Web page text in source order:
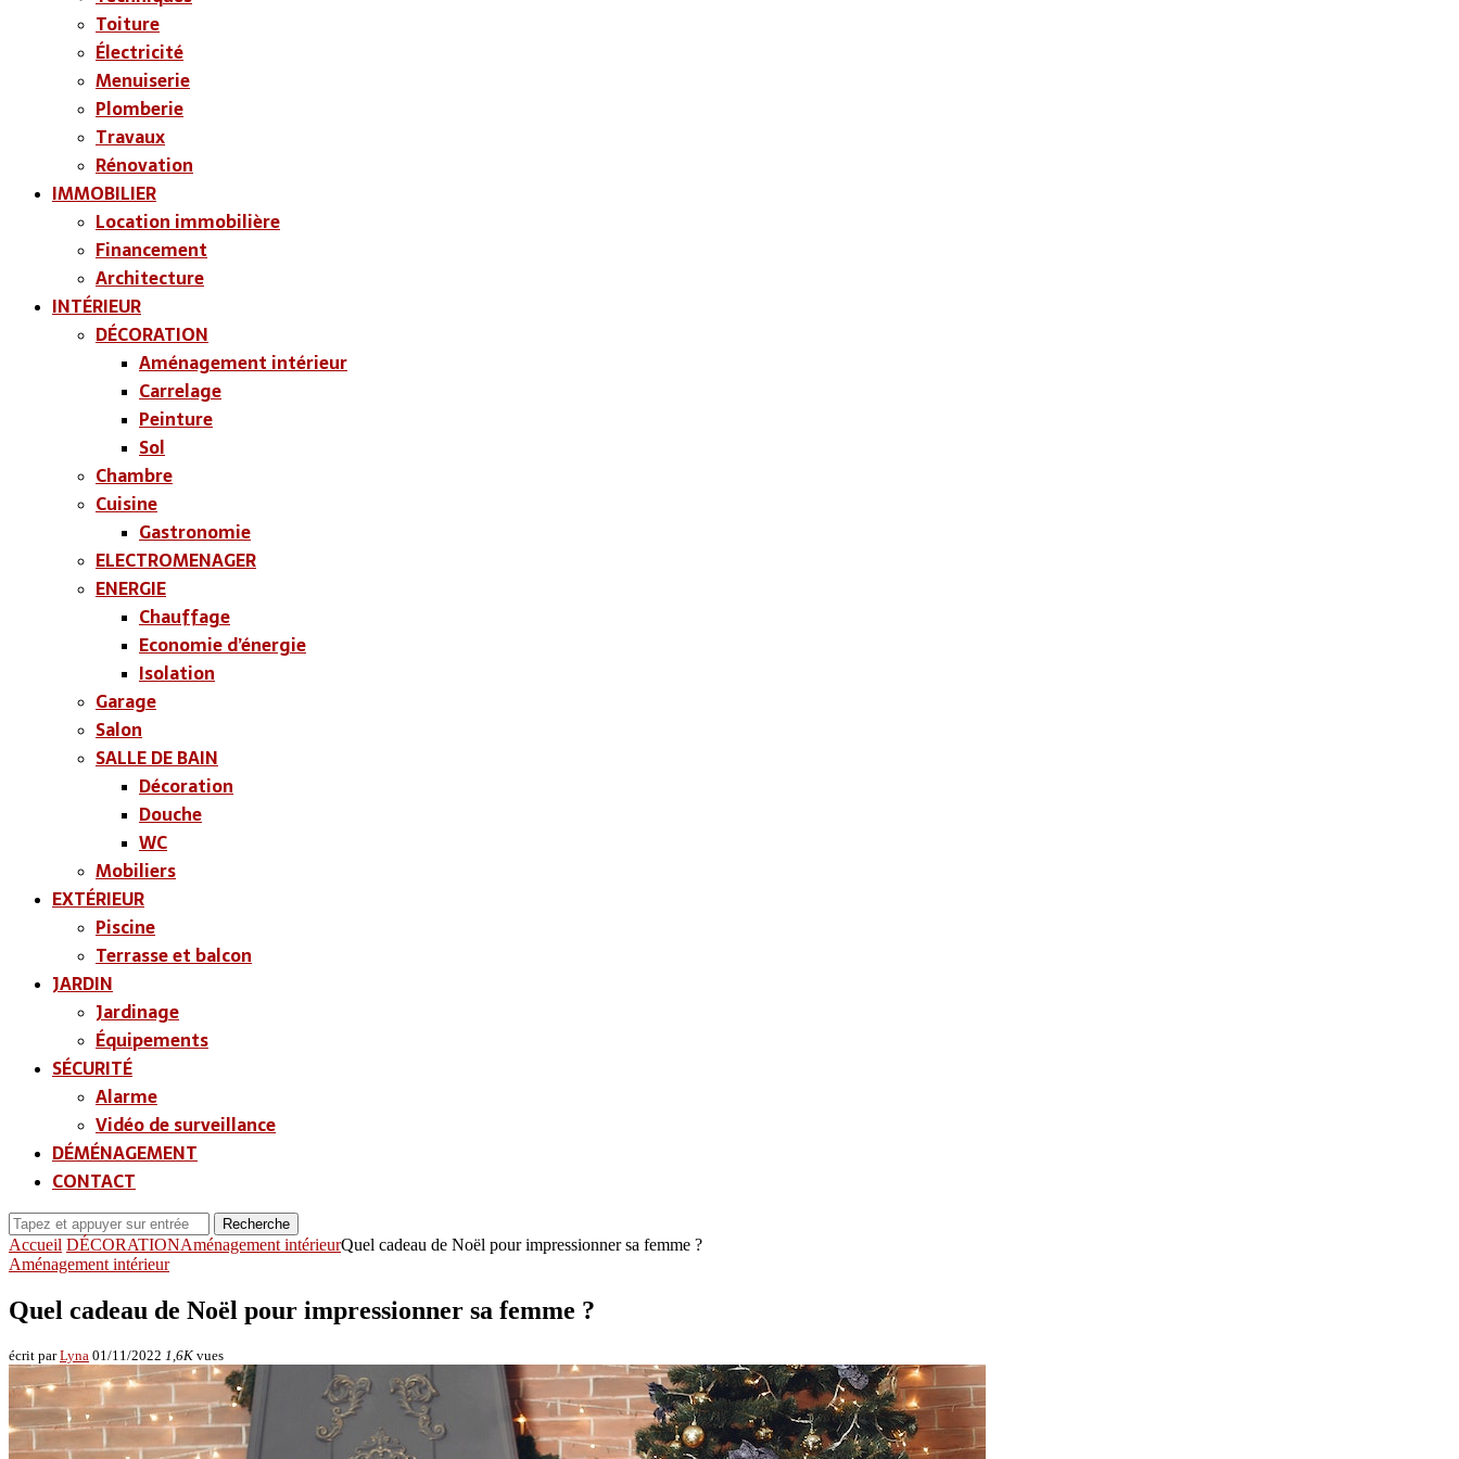
Toiture
Électricité
Menuiserie
Plomberie
Travaux
Rénovation
IMMOBILIER
Location immobilière
Financement
Architecture
INTÉRIEUR
DÉCORATION
Aménagement intérieur
Carrelage
Peinture
Sol
Chambre
Cuisine
Gastronomie
ELECTROMENAGER
ENERGIE
Chauffage
Economie d’énergie
Isolation
Garage
Salon
SALLE DE BAIN
Décoration
Douche
WC
Mobiliers
EXTÉRIEUR
Piscine
Terrasse et balcon
JARDIN
Jardinage
Équipements
SÉCURITÉ
Alarme
Vidéo de surveillance
DÉMÉNAGEMENT
CONTACT
Recherche
Accueil DÉCORATIONAménagement intérieurQuel cadeau de Noël pour impressionner sa femme ?
Aménagement intérieur
Quel cadeau de Noël pour impressionner sa femme ?
écrit parLyna 01/11/2022 1,6K vues